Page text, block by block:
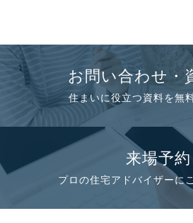
お問い合わせ・
住まいに役立つ資料を無
来場予約
プロの住宅アドバイザーに